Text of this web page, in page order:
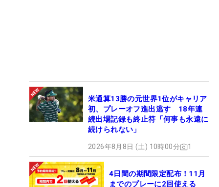
米通算13勝の元世界1位がキャリア
初、プレーオフ進出逃す 18年連
続出場記録も終止符「何事も永遠に
続けられない」
2026年8月8日 (土) 10時00分 1
4日間の期間限定配布！11月
までのプレーに2回使える